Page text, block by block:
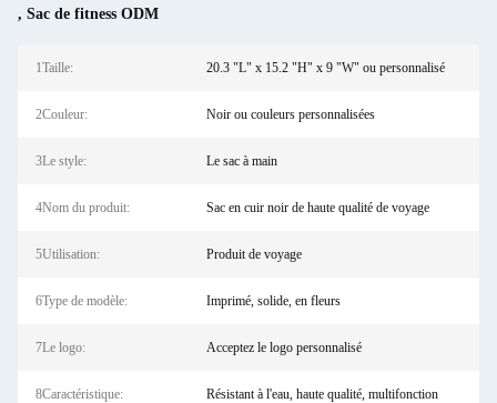
, Sac de fitness ODM
1Taille: 20.3 "L" x 15.2 "H" x 9 "W" ou personnalisé
2Couleur: Noir ou couleurs personnalisées
3Le style: Le sac à main
4Nom du produit: Sac en cuir noir de haute qualité de voyage
5Utilisation: Produit de voyage
6Type de modèle: Imprimé, solide, en fleurs
7Le logo: Acceptez le logo personnalisé
8Caractéristique: Résistant à l'eau, haute qualité, multifonction